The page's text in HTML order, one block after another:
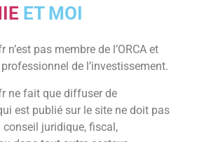
ET MOI
pas membre de l’ORCA et
de l’investissement.
ne fait que diffuser de
est publié sur le site ne doit pas
juridique, fiscal,